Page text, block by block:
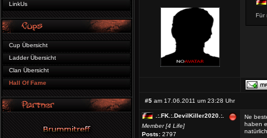
LinkUs
Cup Übersicht
Ladder Übersicht
Clan Übersicht
Hall Of Fame
Für
#5 am 17.06.2011 um 23:28 Uhr
.:.FK.:.DevilKiller2020.:.
Member [4 Life]
Posts: 2797
Ne
haben